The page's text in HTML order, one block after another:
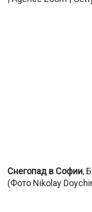
Снегопад в Софии,
(Фото Nikolay